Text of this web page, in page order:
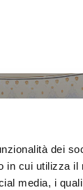
dei
in cui utilizza il
media, i